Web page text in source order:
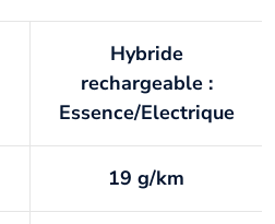
Hybride
rechargeable :
Essence/Electrique
19 g/km